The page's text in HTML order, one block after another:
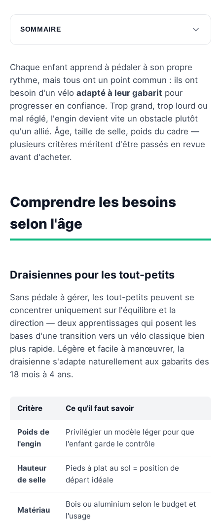
SOMMAIRE
Comprendre les besoins selon l'âge
Choisir la bonne taille de vélo
Matériaux et durabilité
Accessoires de sécurité essentiels
Budget et options de prix
Questions fréquentes
Chaque enfant apprend à pédaler à son propre
rythme, mais tous ont un point commun : ils ont
besoin d'un vélo adapté à leur gabarit pour
progresser en confiance. Trop grand, trop lourd ou
mal réglé, l'engin devient vite un obstacle plutôt
qu'un allié. Âge, taille de selle, poids du cadre —
plusieurs critères méritent d'être passés en revue
avant d'acheter.
Comprendre les besoins
selon l'âge
Draisiennes pour les tout-petits
Sans pédale à gérer, les tout-petits peuvent se
concentrer uniquement sur l'équilibre et la
direction — deux apprentissages qui posent les
bases d'une transition vers un vélo classique bien
plus rapide. Légère et facile à manœuvrer, la
draisienne s'adapte naturellement aux gabarits des
18 mois à 4 ans.
Critère Ce qu'il faut savoir
Poids de
l'engin
Privilégier un modèle léger pour que
l'enfant garde le contrôle
Hauteur
de selle
Pieds à plat au sol = position de
départ idéale
Matériau
Bois ou aluminium selon le budget et
l'usage